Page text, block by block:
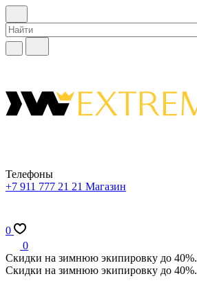
Телефоны
+7 911 777 21 21 Магазин
0
0
Скидки на зимнюю экипировку до 40%.
Скидки на зимнюю экипировку до 40%.